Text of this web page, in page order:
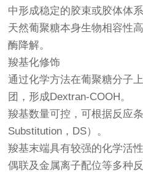
中形成稳定的胶束或胶体体系
天然葡聚糖本身生物相容性
酶降解。
羧基化修饰
通过化学方法在葡聚糖分子
团，形成Dextran-COOH。
羧基数量可控，可根据反应
Substitution，DS）。
羧基末端具有较强的化学活
偶联及金属离子配位等多种反